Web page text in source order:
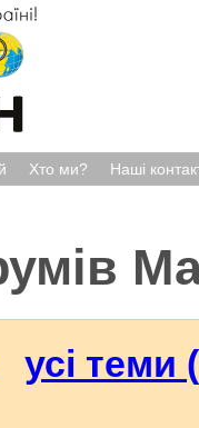
Хто ми? Наші
усі теми